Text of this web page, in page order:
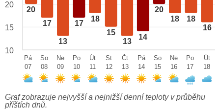
20
17
13
17
18
15
13
14
20
18 18
16
20
15
10
Pá
07
So
08
Ne
09
Po
10
Út
11
St
12
Čt
13
Pá
14
So
15
Ne
16
Po
17
Út
18
Graf zobrazuje nejvyšší a nejnižší denní teploty v průběhu
příštích dnů.